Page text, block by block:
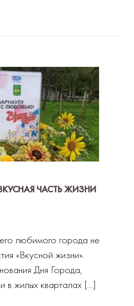
ЧАСТЬ ЖИЗНИ
любимого города не
«Вкусной жизни».
Дня Города,
в жилых кварталах […]